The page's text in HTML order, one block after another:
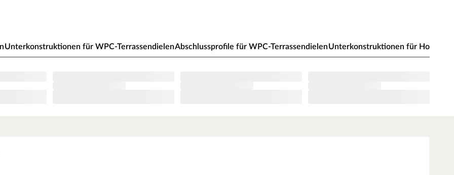
Boden befestigt werden. Sie lassen sich
auf speziellen WPC-Unterbauten verlegen.
Unterkonstruktionen für WPC-TerrassendielenAbschlussprofile für WPC-TerrassendielenUnterkonstruktionen für Holz-